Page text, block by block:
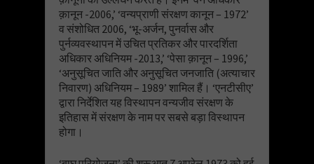
क़ानून -2006,’ ‘वन्यप्राणी संरक्षण कानून – 1972’
व संशोधित 2006, ‘भू-अर्जन, पुनर्वास और
पुर्नव्यवस्थापन में उचित प्रतिकर और पारदर्शिता
अधिकार अधिनियम -2013,’ ‘पेसा क़ानून – 1996,’
‘अनुसूचित जाति और अनुसूचित जनजाति (अत्याचार
निवारण) अधिनियम – 1989’ शामिल हैं। ‘एनटीसीए’
द्वारा निर्देशित यह विस्थापन वन्यजीव संरक्षण के
इतिहास में संरक्षण के नाम पर सबसे बड़ा विस्थापन
होगा।